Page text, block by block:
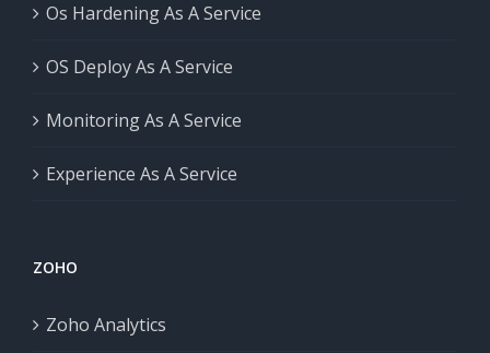
Os Hardening As A Service
OS Deploy As A Service
Monitoring As A Service
Experience As A Service
ZOHO
Zoho Analytics